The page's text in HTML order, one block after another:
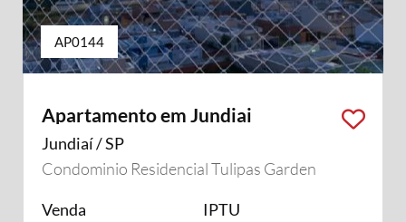
AP0144
Apartamento em Jundiai
Jundiaí / SP
Condominio Residencial Tulipas Garden
Venda IPTU